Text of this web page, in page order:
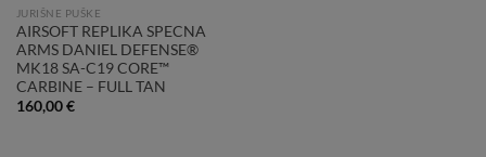
JURIŠNE PUŠKE
AIRSOFT REPLIKA SPECNA
ARMS DANIEL DEFENSE®
MK18 SA-C19 CORE™
CARBINE – FULL TAN
160,00€